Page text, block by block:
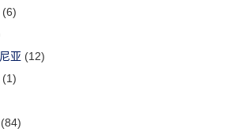
(6)
亚 (12)
(1)
(84)